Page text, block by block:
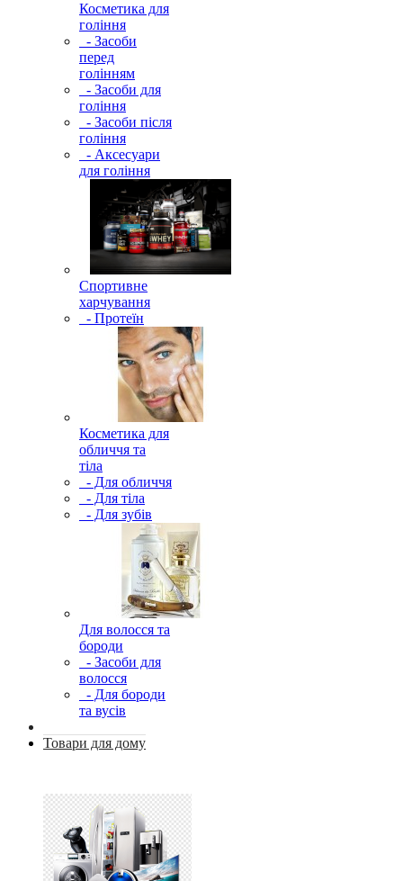
Косметика для
гоління
- Засоби
перед
голінням
- Засоби для
гоління
- Засоби після
гоління
- Аксесуари
для гоління
Спортивне
харчування
- Протеїн
Косметика для
обличчя та
тіла
- Для обличчя
- Для тіла
- Для зубів
Для волосся та
бороди
- Засоби для
волосся
- Для бороди
та вусів
Товари для дому